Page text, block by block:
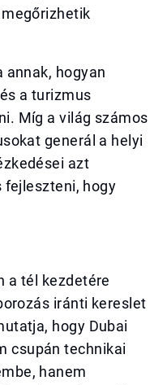
annak, hogyan
a turizmus
Míg a világ számos
generál a helyi
azt
fejleszteni, hogy
a tél kezdetére
iránti kereslet
hogy Dubai
csupán technikai
hanem